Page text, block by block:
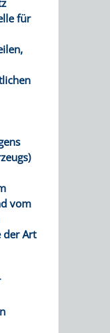
DES
UND
STADTKASSE
für
vom
der Art